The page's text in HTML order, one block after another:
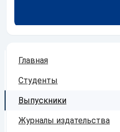
Главная
Студенты
Выпускники
Журналы издательства